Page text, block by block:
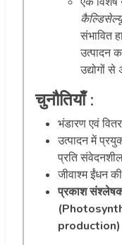
संभावित
उत्पादन
उद्योगों
चुनौतियाँ:
भंडारण एवं
उत्पादन में
प्रति
जीवाश्म ईंधन
प्रकाश
production)